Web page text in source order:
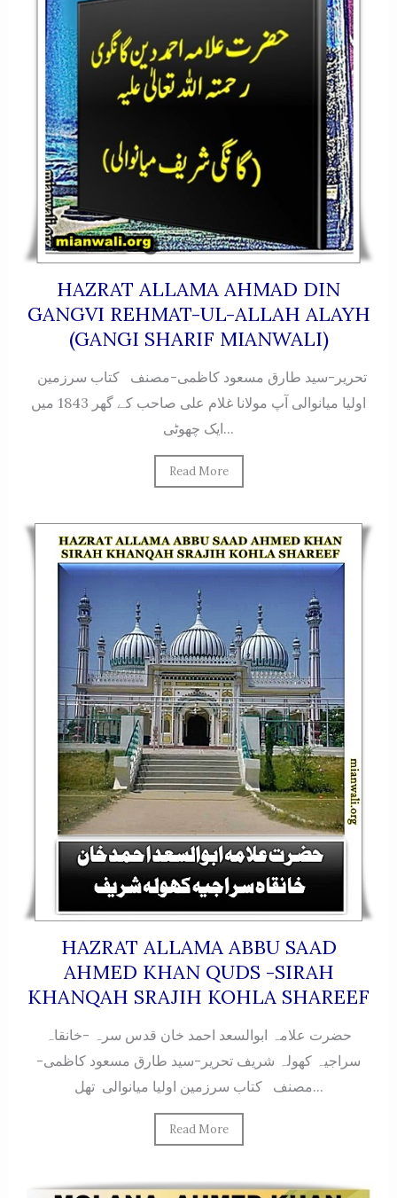
HAZRAT ALLAMA AHMAD DIN
GANGVI REHMAT-UL-ALLAH ALAYH
(GANGI SHARIF MIANWALI)
اولیا میانوالی آپ مولانا غلام علی صاحب کے گھر 1843 میں
ایک چھوٹی...
Read More
HAZRAT ALLAMA ABBU SAAD
AHMED KHAN QUDS -SIRAH
KHANQAH SRAJIH KOHLA SHAREEF
حضرت علامہ ابوالسعد احمد خان قدس سرہ -خانقاہ
سراجیہ کھولہ شریف تحریر-سید طارق مسعود کاظمی-
مصنف کتاب سرزمین اولیا میانوالی تھل...
Read More